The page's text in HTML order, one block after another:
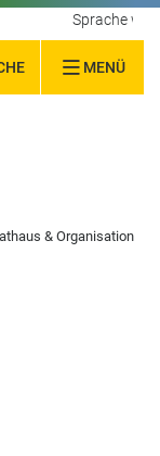
MENÜ
Sprache
& Organisation